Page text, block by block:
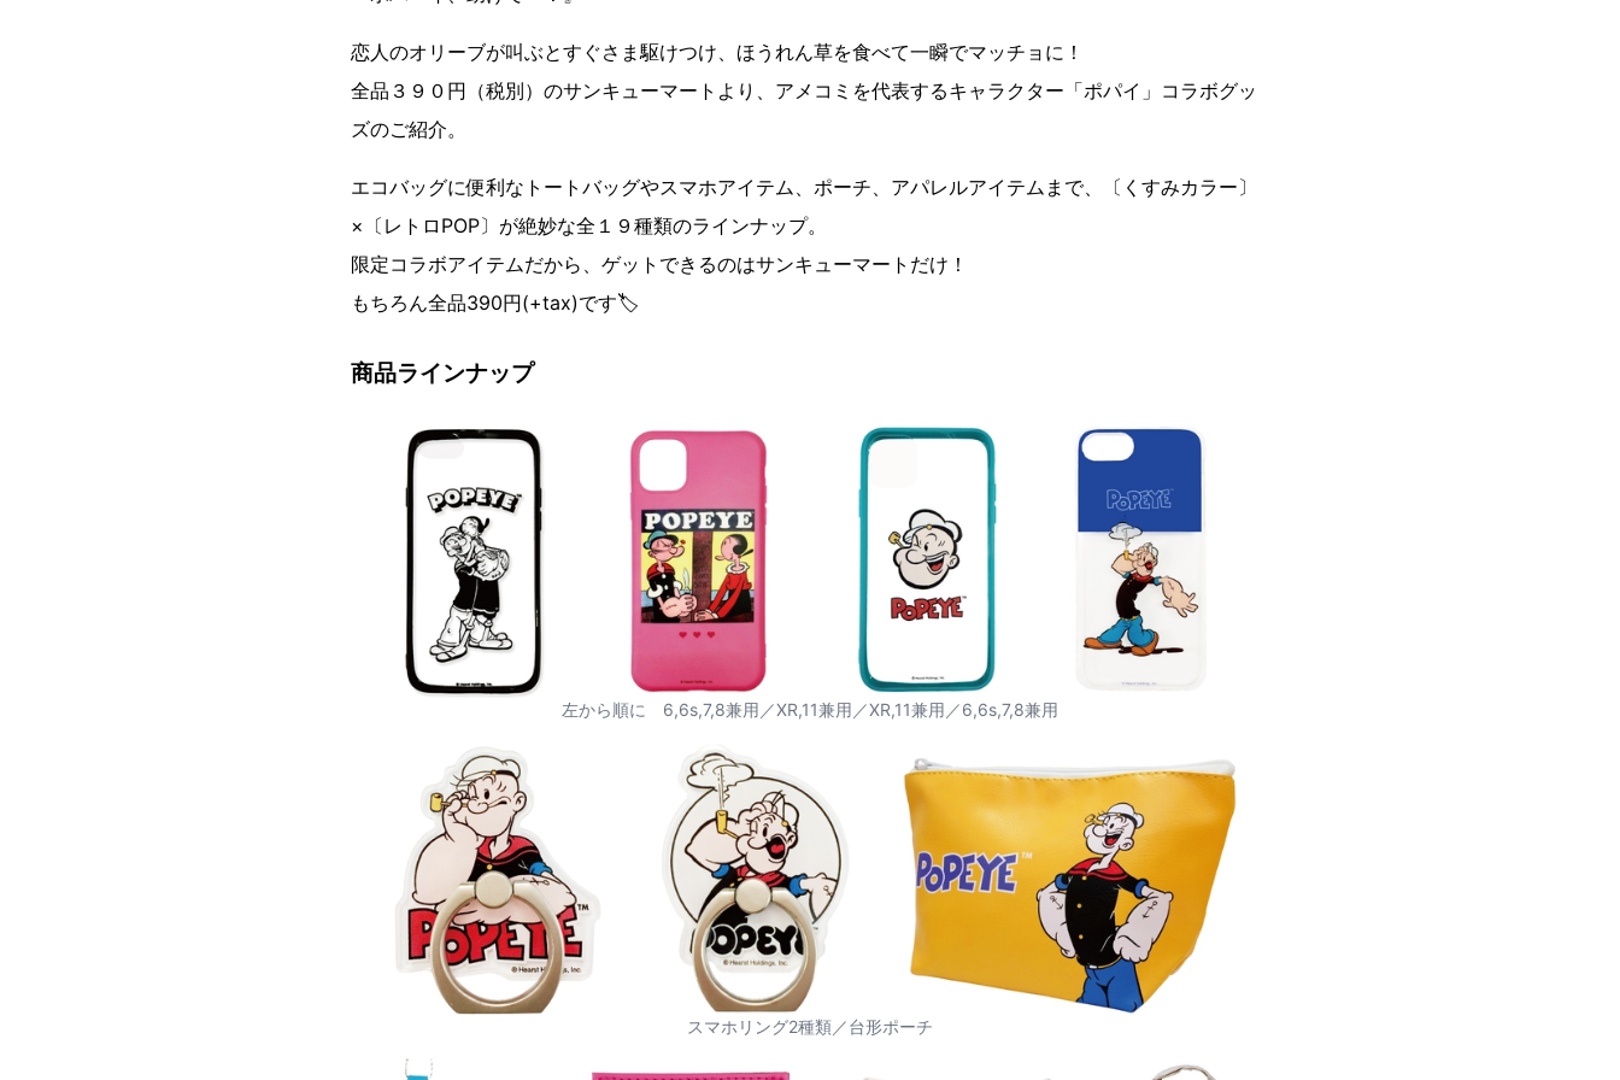
恋人のオリーブが叫ぶとすぐさま駆けつけ、ほうれん草を食べて一瞬でマッチョに！
全品３９０円（税別）のサンキューマートより、アメコミを代表するキャラクター「ポパイ」コラボグッ
ズのご紹介。
エコバッグに便利なトートバッグやスマホアイテム、ポーチ、アパレルアイテムまで、〔くすみカラー〕
×〔レトロPOP〕が絶妙な全１９種類のラインナップ。
限定コラボアイテムだから、ゲットできるのはサンキューマートだけ！
もちろん全品390円(+tax)です🏷
商品ラインナップ
左から順に 6,6s,7,8兼用／XR,11兼用／XR,11兼用／6,6s,7,8兼用
スマホリング2種類／台形ポーチ